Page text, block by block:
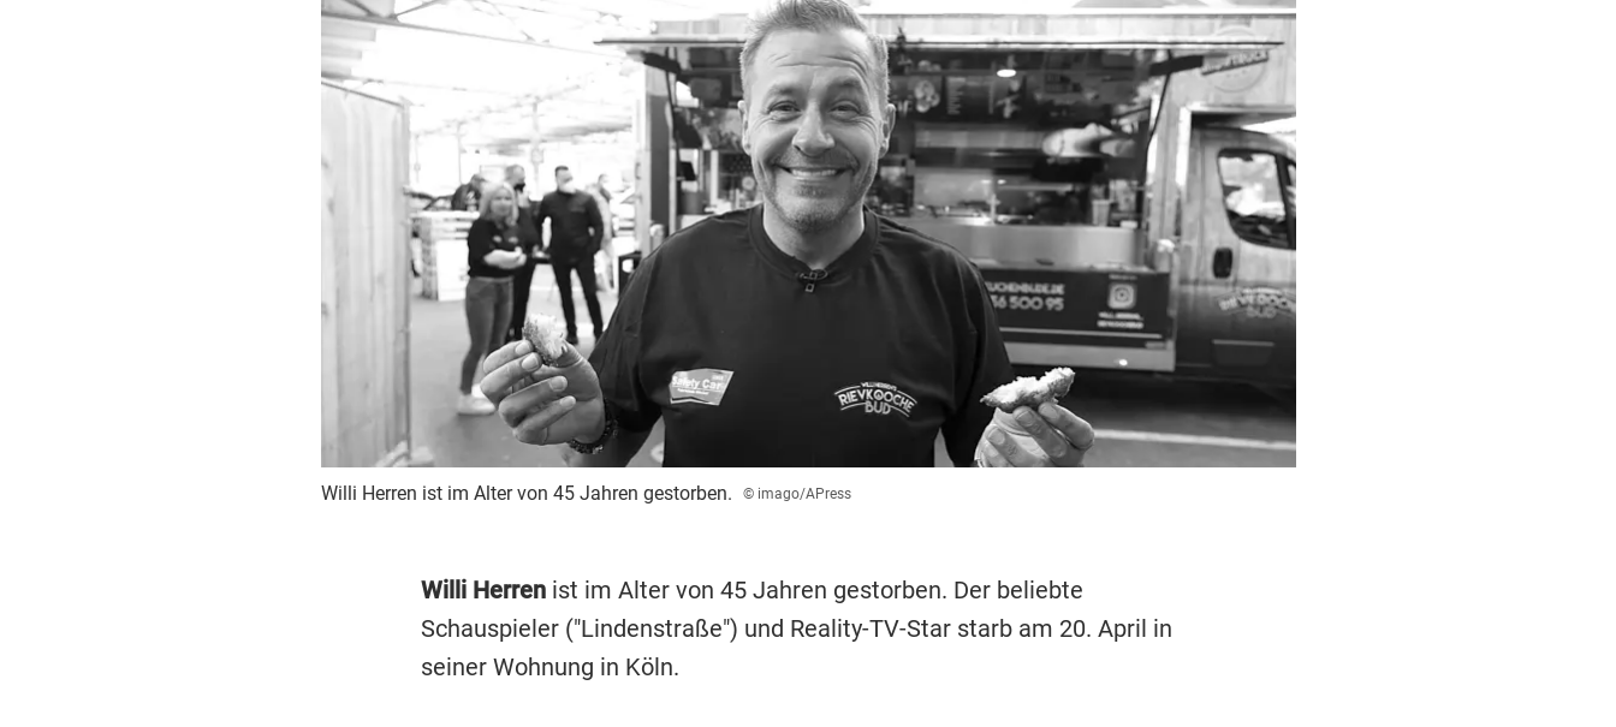
Willi Herren ist im Alter von 45 Jahren gestorben. © imago/APress
Willi Herrenist im Alter von 45 Jahren gestorben. Der beliebte
Schauspieler ("Lindenstraße") und Reality-TV-Star starb am 20. April in
seiner Wohnung in Köln.